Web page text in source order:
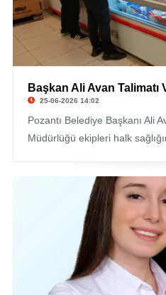
Başkan Ali Avan Talimatı
25-06-2026 14:02
Pozantı Belediye Başkanı Ali
Müdürlüğü ekipleri halk